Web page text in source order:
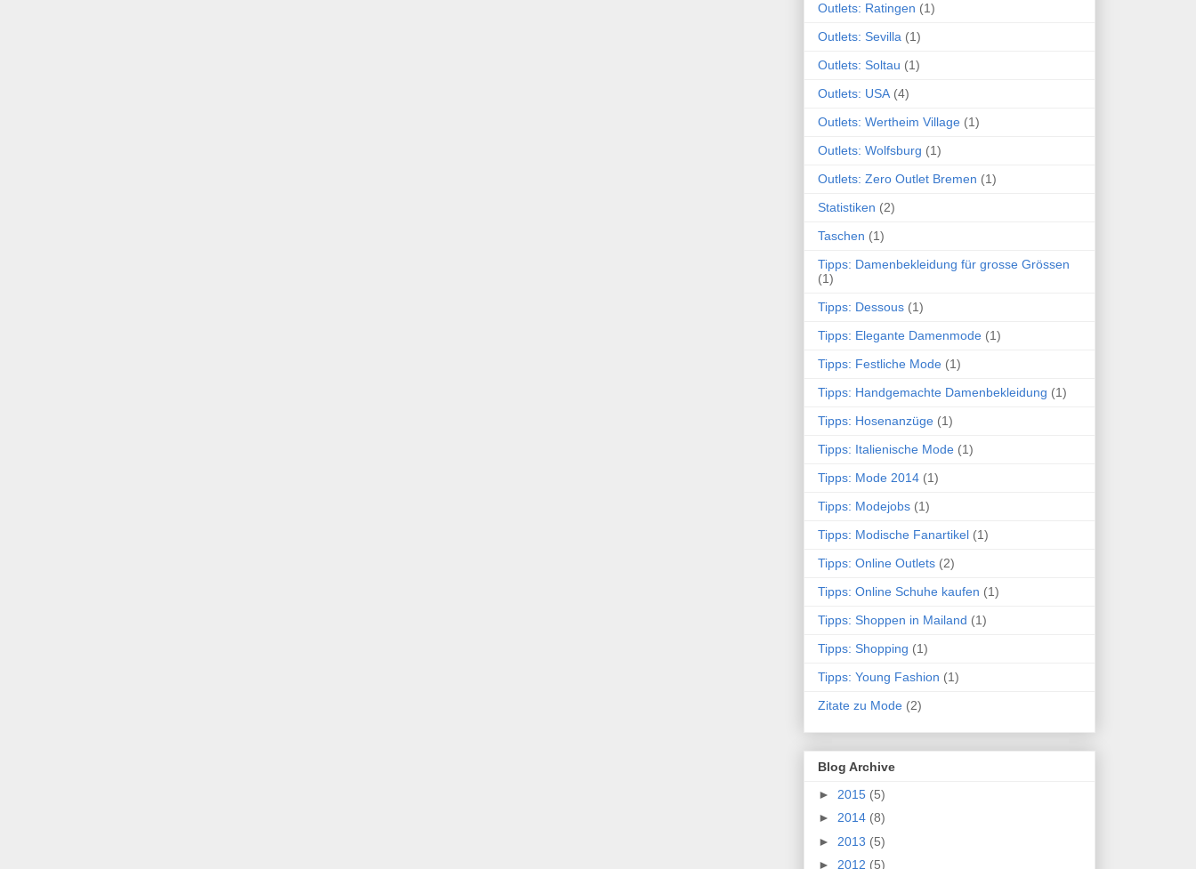
Outlets: Ratingen (1)
Outlets: Sevilla (1)
Outlets: Soltau (1)
Outlets: USA (4)
Outlets: Wertheim Village (1)
Outlets: Wolfsburg (1)
Outlets: Zero Outlet Bremen (1)
Statistiken (2)
Taschen (1)
Tipps: Damenbekleidung für grosse Grössen
(1)
Tipps: Dessous (1)
Tipps: Elegante Damenmode (1)
Tipps: Festliche Mode (1)
Tipps: Handgemachte Damenbekleidung (1)
Tipps: Hosenanzüge (1)
Tipps: Italienische Mode (1)
Tipps: Mode 2014 (1)
Tipps: Modejobs (1)
Tipps: Modische Fanartikel (1)
Tipps: Online Outlets (2)
Tipps: Online Schuhe kaufen (1)
Tipps: Shoppen in Mailand (1)
Tipps: Shopping (1)
Tipps: Young Fashion (1)
Zitate zu Mode (2)
Blog Archive
► 2015 (5)
► 2014 (8)
► 2013 (5)
► 2012 (5)